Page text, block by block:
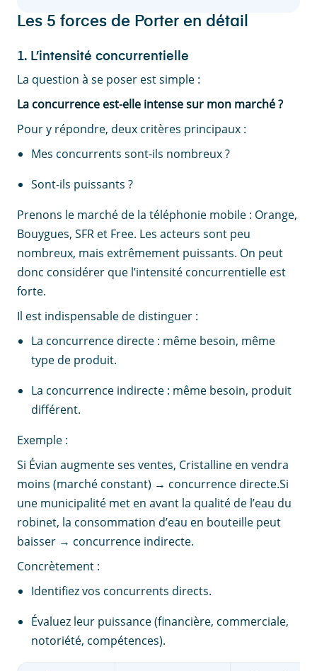
Les 5 forces de Porter en détail
1. L’intensité concurrentielle
La question à se poser est simple :
La concurrence est-elle intense sur mon marché ?
Pour y répondre, deux critères principaux :
Mes concurrents sont-ils nombreux ?
Sont-ils puissants ?
Prenons le marché de la téléphonie mobile : Orange,
Bouygues, SFR et Free. Les acteurs sont peu
nombreux, mais extrêmement puissants. On peut
donc considérer que l’intensité concurrentielle est
forte.
Il est indispensable de distinguer :
La concurrence directe : même besoin, même
type de produit.
La concurrence indirecte : même besoin, produit
différent.
Exemple :
Si Évian augmente ses ventes, Cristalline en vendra
moins (marché constant) → concurrence directe.Si
une municipalité met en avant la qualité de l’eau du
robinet, la consommation d’eau en bouteille peut
baisser → concurrence indirecte.
Concrètement :
Identifiez vos concurrents directs.
Évaluez leur puissance (financière, commerciale,
notoriété, compétences).